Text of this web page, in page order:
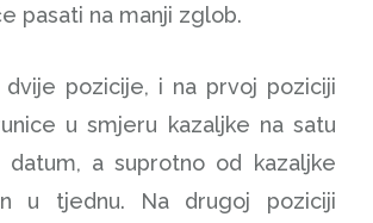
pasati na manji zglob.
dvije pozicije, i na prvoj poziciji
u smjeru kazaljke na satu
datum, a suprotno od kazaljke
u tjednu. Na drugoj poziciji